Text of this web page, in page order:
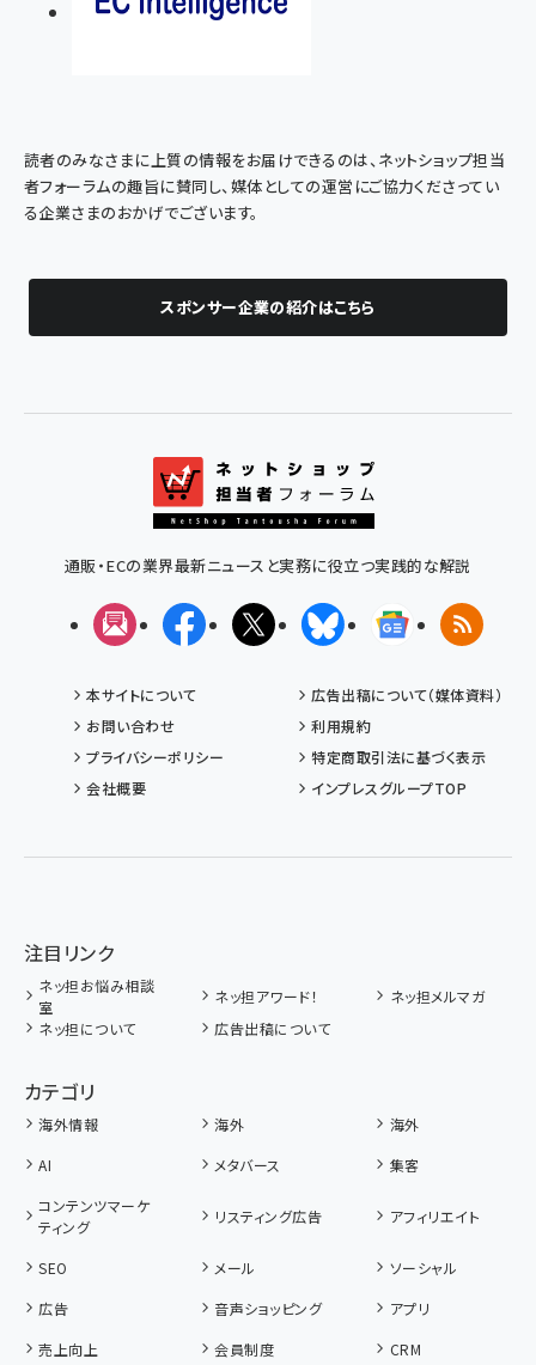
読者のみなさまに上質の情報をお届けできるのは、ネットショップ担当
者フォーラムの趣旨に賛同し、媒体としての運営にご協力くださってい
る企業さまのおかげでございます。
スポンサー企業の紹介はこちら
通販・ECの業界最新ニュースと実務に役立つ実践的な解説
メルマガFacebookX(エックス)BlueskyGoogleニュ
RSS
本サイトについて
広告出稿について（媒体資料）
お問い合わせ
利用規約
プライバシーポリシー
特定商取引法に基づく表示
会社概要
インプレスグループTOP
注目リンク
ネッ担お悩み相談
室
ネッ担アワード！
ネッ担メルマガ
ネッ担について
広告出稿について
カテゴリ
海外情報 海外
海外
AI
メタバース
集客
コンテンツマーケ
ティング
リスティング広告 アフィリエイト
SEO メール
ソーシャル
広告
音声ショッピング
アプリ
売上向上
会員制度
CRM